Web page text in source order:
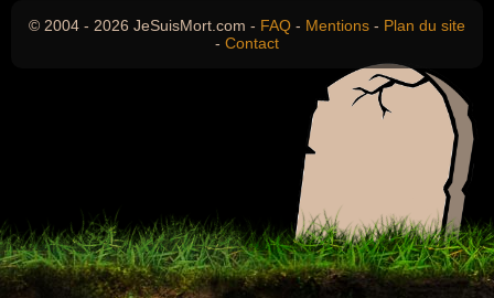
© 2004 - 2026 JeSuisMort.com - FAQ - Mentions - Plan du site
- Contact